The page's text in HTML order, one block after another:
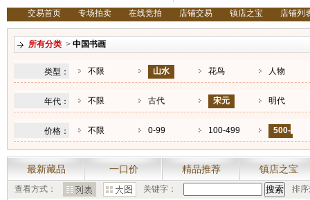
交易首页
专场拍卖 在线竞拍 店铺交易 镇店之宝 店铺列
所有分类 > 中国书画
类型： 不限 山水 花鸟 人物
年代： 不限 古代 宋元 明代
价格： 不限 0-99 100-499
500-
1000
最新藏品 一口价 精品推荐 镇店之宝
查看方式： 关键字： 排